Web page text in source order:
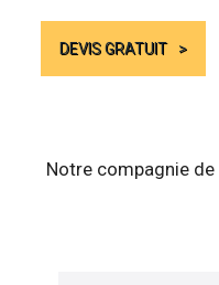
DEVIS GRATUIT
Notre compagnie